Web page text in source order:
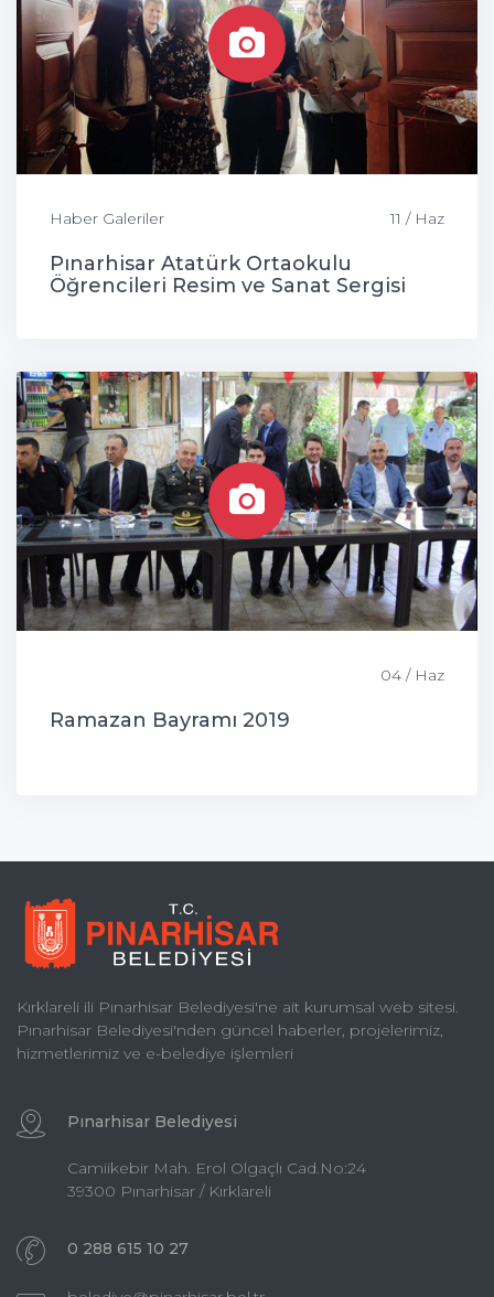
Haber Galeriler 11 / Haz
Pınarhisar Atatürk Ortaokulu
Öğrencileri Resim ve Sanat Sergisi
04 / Haz
Ramazan Bayramı 2019
Kırklareli ili Pınarhisar Belediyesi'ne ait kurumsal web sitesi.
Pınarhisar Belediyesi'nden güncel haberler, projelerimiz,
hizmetlerimiz ve e-belediye işlemleri
Pınarhisar Belediyesi
Camiikebir Mah. Erol Olgaçlı Cad.No:24
39300 Pınarhisar / Kırklareli
0 288 615 10 27